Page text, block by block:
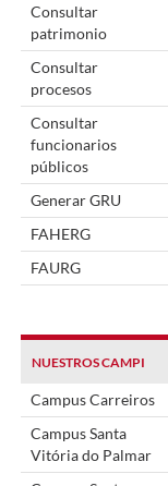
Consultar
patrimonio
Consultar
procesos
Consultar
funcionarios
públicos
Generar GRU
FAHERG
FAURG
NUESTROS CAMPI
Campus Carreiros
Campus Santa
Vitória do Palmar